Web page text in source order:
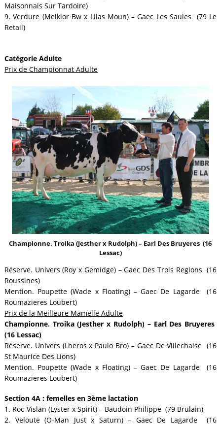
Maisonnais Sur Tardoire)
9. Verdure (Melkior Bw x Lilas Moun) – Gaec Les Saules (79 Le
Retail)
Catégorie Adulte
Prix de Championnat Adulte
Championne. Troika (Jesther x Rudolph) – Earl Des Bruyeres (16
Lessac)
Réserve. Univers (Roy x Gemidge) – Gaec Des Trois Regions (16
Roussines)
Mention. Poupette (Wade x Floating) – Gaec De Lagarde (16
Roumazieres Loubert)
Prix de la Meilleure Mamelle Adulte
Championne. Troika (Jesther x Rudolph) – Earl Des Bruyeres
(16 Lessac)
Réserve. Univers (Lheros x Paulo Bro) – Gaec De Villechaise (16
St Maurice Des Lions)
Mention. Poupette (Wade x Floating) – Gaec De Lagarde (16
Roumazieres Loubert)
Section 4A : femelles en 3ème lactation
1. Roc-Vislan (Lyster x Spirit) – Baudoin Philippe (79 Brulain)
2. Veloute (O-Man Just x Saturn) – Gaec De Lagarde (16